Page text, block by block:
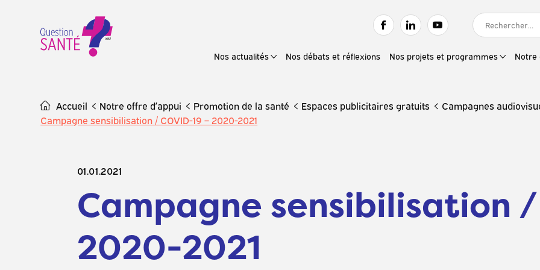
RECHERCHER :
Nos actualités Nos débats et réflexions Nos projets et programmes Notre
Accueil Notre offre d’appui Promotion de la santé Espaces publicitaires gratuits
Campagnes
Campagne sensibilisation / COVID-19 – 2020-2021
01.01.2021
Campagne sensibilisation /
2020-2021